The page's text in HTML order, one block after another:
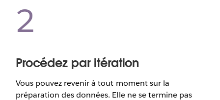
2
Procédez par itération
Vous pouvez revenir à tout moment sur la
préparation des données. Elle ne se termine pas